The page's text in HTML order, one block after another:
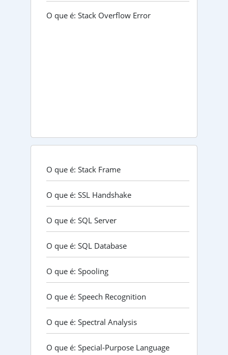
O que é: Stack Overflow Error
O que é: Stack Frame
O que é: SSL Handshake
O que é: SQL Server
O que é: SQL Database
O que é: Spooling
O que é: Speech Recognition
O que é: Spectral Analysis
O que é: Special-Purpose Language